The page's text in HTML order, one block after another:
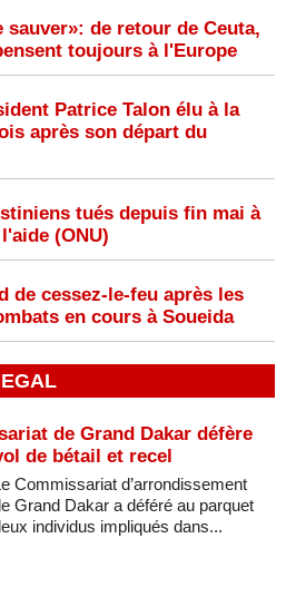
sauver»: de retour de Ceuta,
toujours à l'Europe
Patrice Talon élu à la
après son départ du
tués depuis fin mai à
(ONU)
de cessez-le-feu après les
en cours à Soueida
de Grand Dakar défère
de bétail et recel
Commissariat d’arrondissement
Grand Dakar a déféré au parquet
individus impliqués dans...